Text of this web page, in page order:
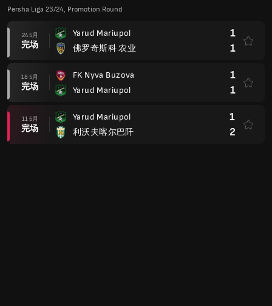
Persha Liga 23/24, Promotion Round
24 5月
完场
Yarud Mariupol
佛罗奇斯科 农业
1
1
18 5月
完场
FK Nyva Buzova
Yarud Mariupol
1
1
11 5月
完场
Yarud Mariupol
利沃夫喀尔巴阡
1
2